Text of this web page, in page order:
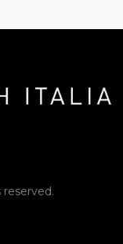
reserved.